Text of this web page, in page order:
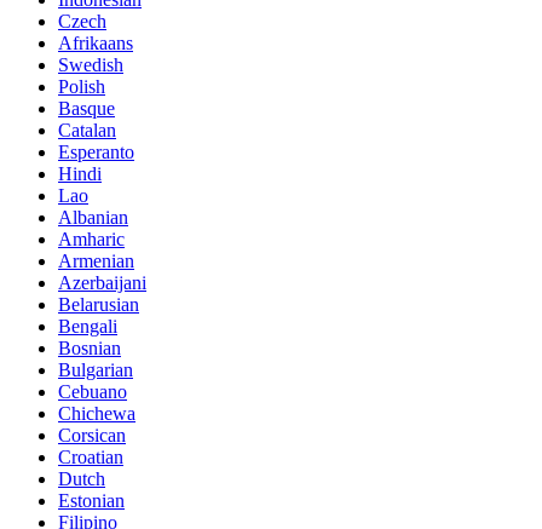
Czech
Afrikaans
Swedish
Polish
Basque
Catalan
Esperanto
Hindi
Lao
Albanian
Amharic
Armenian
Azerbaijani
Belarusian
Bengali
Bosnian
Bulgarian
Cebuano
Chichewa
Corsican
Croatian
Dutch
Estonian
Filipino